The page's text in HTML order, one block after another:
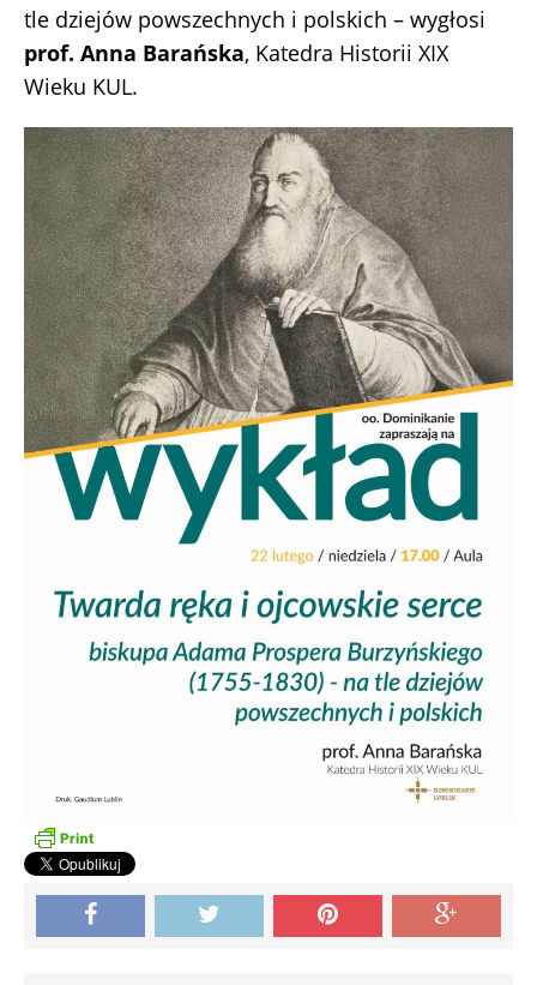
tle dziejów powszechnych i polskich – wygłosi
prof. Anna Barańska, Katedra Historii XIX
Wieku KUL.